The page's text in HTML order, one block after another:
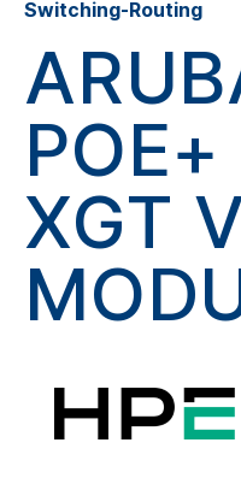
Switching-Routing
XGT